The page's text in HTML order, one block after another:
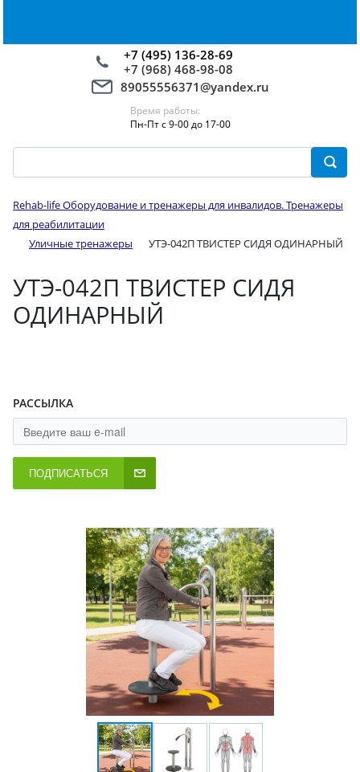
+7 (495) 136-28-69
+7 (968) 468-98-08
89055556371@yandex.ru
Время работы:
Пн-Пт с 9-00 до 17-00
Rehab-life Оборудование и тренажеры для инвалидов. Тренажеры
для реабилитации
Уличные тренажеры
УТЭ-042П ТВИСТЕР СИДЯ ОДИНАРНЫЙ
УТЭ-042П ТВИСТЕР СИДЯ
ОДИНАРНЫЙ
РАССЫЛКА
ПОДПИСАТЬСЯ